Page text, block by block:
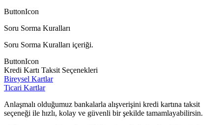
ButtonIcon
Soru Sorma Kuralları
Soru Sorma Kuralları içeriği.
ButtonIcon
Kredi Kartı Taksit Seçenekleri
Bireysel Kartlar
Ticari Kartlar
Anlaşmalı olduğumuz bankalarla alışverişini kredi kartına taksit
seçeneği ile hızlı, kolay ve güvenli bir şekilde tamamlayabilirsin.